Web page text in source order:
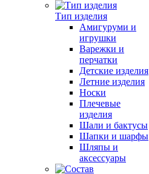
Тип изделия
Амигуруми и
игрушки
Варежки и
перчатки
Детские изделия
Летние изделия
Носки
Плечевые
изделия
Шали и бактусы
Шапки и шарфы
Шляпы и
аксессуары